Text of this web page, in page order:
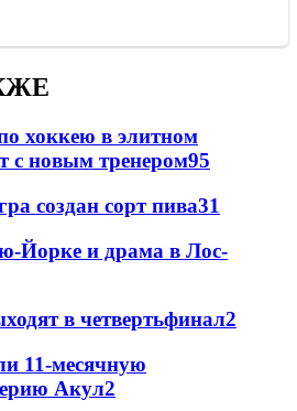
хоккею в элитном
с новым тренером95
создан сорт пива31
Йорке и драма в Лос-
в четвертьфинал2
11-месячную
Акул2